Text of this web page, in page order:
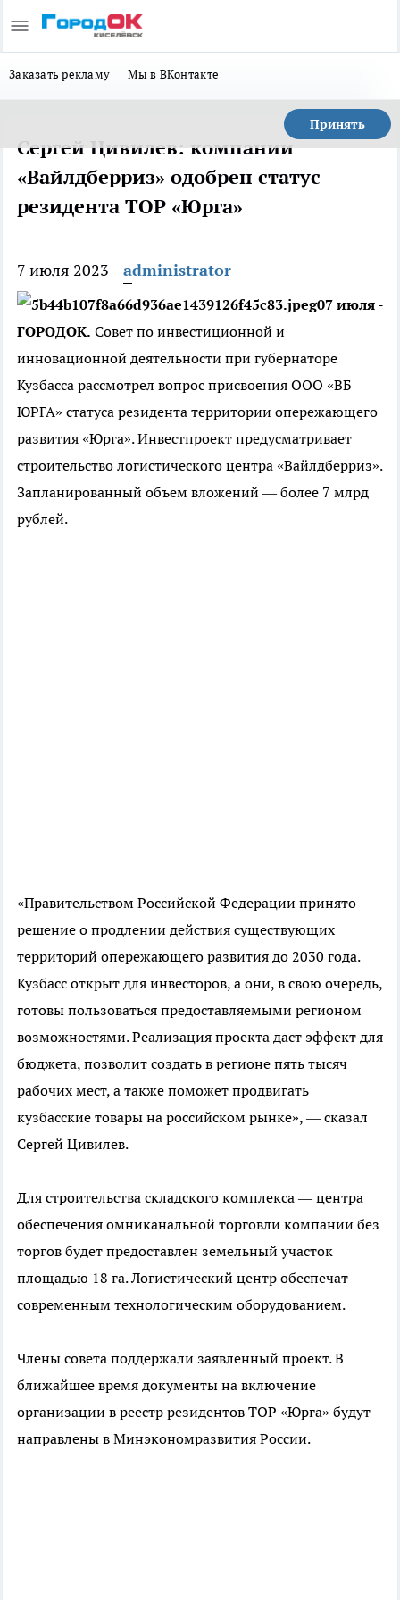
Заказать рекламу Мы в ВКонтакте
Принять
Сергей Цивилев: компании
«Вайлдберриз» одобрен статус
резидента ТОР «Юрга»
7 июля 2023 administrator
07 июля -
ГОРОДОК. Совет по инвестиционной и
инновационной деятельности при губернаторе
Кузбасса рассмотрел вопрос присвоения ООО «ВБ
ЮРГА» статуса резидента территории опережающего
развития «Юрга». Инвестпроект предусматривает
строительство логистического центра «Вайлдберриз».
Запланированный объем вложений — более 7 млрд
рублей.
«Правительством Российской Федерации принято
решение о продлении действия существующих
территорий опережающего развития до 2030 года.
Кузбасс открыт для инвесторов, а они, в свою очередь,
готовы пользоваться предоставляемыми регионом
возможностями. Реализация проекта даст эффект для
бюджета, позволит создать в регионе пять тысяч
рабочих мест, а также поможет продвигать
кузбасские товары на российском рынке», — сказал
Сергей Цивилев.
Для строительства складского комплекса — центра
обеспечения омниканальной торговли компании без
торгов будет предоставлен земельный участок
площадью 18 га. Логистический центр обеспечат
современным технологическим оборудованием.
Члены совета поддержали заявленный проект. В
ближайшее время документы на включение
организации в реестр резидентов ТОР «Юрга» будут
направлены в Минэкономразвития России.